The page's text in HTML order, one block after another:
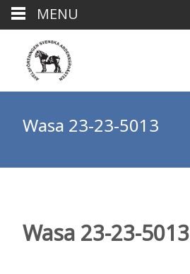
Wasa 23-23-5013
Wasa 23-23-5013
MENU